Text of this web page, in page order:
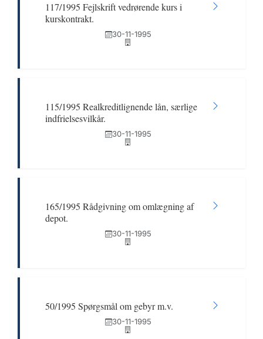
117/1995 Fejlskrift vedrørende kurs i
kurskontrakt.
30-11-1995
115/1995 Realkreditlignende lån, særlige
indfrielsesvilkår.
30-11-1995
165/1995 Rådgivning om omlægning af
depot.
30-11-1995
50/1995 Spørgsmål om gebyr m.v.
30-11-1995